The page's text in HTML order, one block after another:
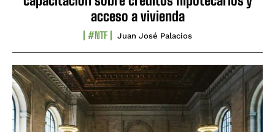
acceso a vivienda
#NTF Juan José Palacios